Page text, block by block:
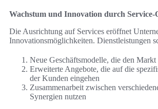
Wachstum und Innovation durch
Die Ausrichtung auf Services eröffnet
Innovationsmöglichkeiten. Dienstleistungen
Neue Geschäftsmodelle, die den
Erweiterte Angebote, die auf die
der Kunden eingehen
Zusammenarbeit zwischen
Synergien nutzen